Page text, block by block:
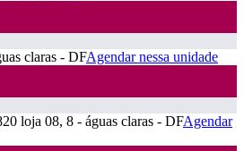
claras - DFAgendar nessa unidade
loja 08, 8 - águas claras - DFAgendar